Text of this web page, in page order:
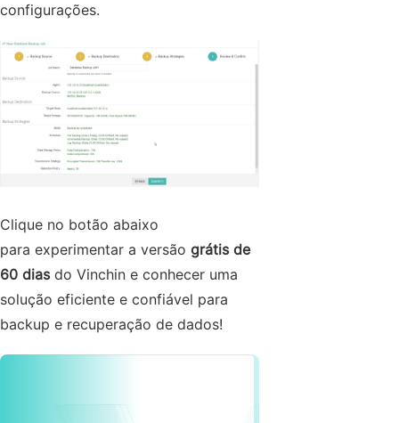
configurações.
Clique no botão abaixo
para experimentar a versão grátis de
60 diasdo Vinchin e conhecer uma
solução eficiente e confiável para
backup e recuperação de dados!